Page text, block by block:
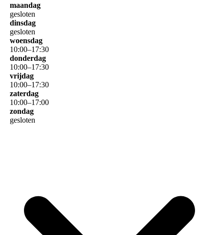
maandag
gesloten
dinsdag
gesloten
woensdag
10:00–17:30
donderdag
10:00–17:30
vrijdag
10:00–17:30
zaterdag
10:00–17:00
zondag
gesloten